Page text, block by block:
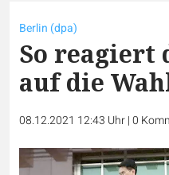
Berlin (dpa)
So reagiert
auf die
08.12.2021 12:43 Uhr|0